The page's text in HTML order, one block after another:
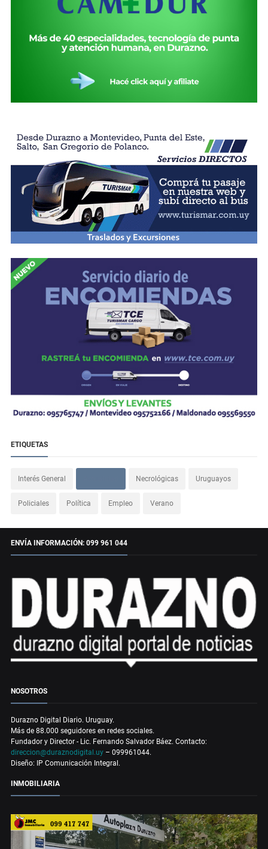
ETIQUETAS
Interés General Necrológicas Uruguayos
Policiales Política Empleo Verano
ENVÍA INFORMACIÓN: 099 961 044
NOSOTROS
Durazno Digital Diario. Uruguay.
Más de 88.000 seguidores en redes sociales.
Fundador y Director - Lic. Fernando Salvador Báez. Contacto:
direccion@duraznodigital.uy – 099961044.
Diseño: IP Comunicación Integral.
INMOBILIARIA